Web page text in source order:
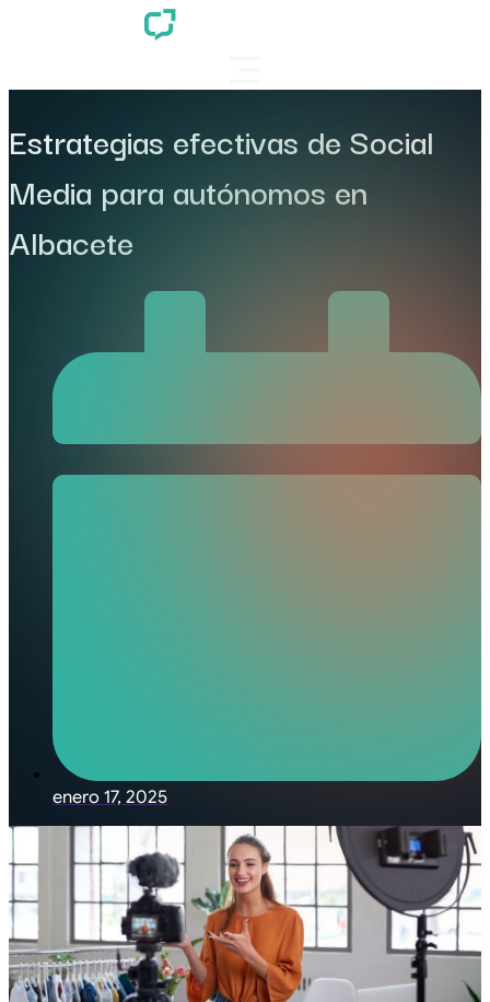
Estrategias efectivas de Social
Media para autónomos en
Albacete
enero 17, 2025